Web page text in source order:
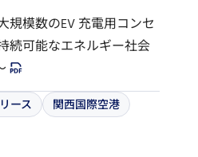
規模数のEV 充電用コンセ
続可能なエネルギー社会
ース
関西国際空港